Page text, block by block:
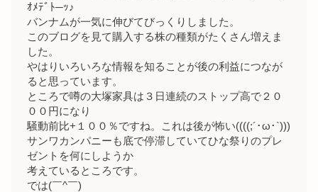
ｵﾒﾃﾞﾄ─ｯ♪
バンナムが一気に伸びてびっくりしました。
このブログを見て購入する株の種類がたくさん増えま
した。
やはりいろいろな情報を知ることが後の利益につなが
ると思っています。
ところで噂の大塚家具は３日連続のストップ高で２０
００円になり
騒動前比+１００％ですね。これは後が怖い((((;´･ω･`)))
サンワカンパニーも底で停滞していてひな祭りのプレ
ゼントを何にしようか
考えているところです。
では(￣^￣)ゞ